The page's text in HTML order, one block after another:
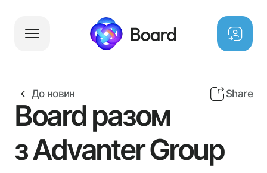
Board News
Благодійний Фонд
До новин
Board разом
з Advanter Group
Share